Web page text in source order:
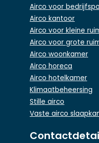
Airco voor
Airco kantoor
Airco voor kleine
Airco voor grote
Airco woonkamer
Airco horeca
Airco hotelkamer
Klimaatbeheersing
Stille airco
Vaste airco